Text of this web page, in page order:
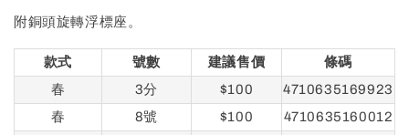
附銅頭旋轉浮標座。
款式 號數 建議售價
條碼
春
3分 $100
4710635169923
春
8號 $100
4710635160012